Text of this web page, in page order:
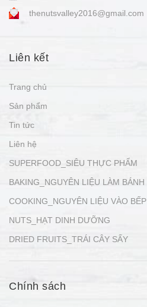
thenutsvalley2016@gmail.com
Liên kết
Trang chủ
Sản phẩm
Tin tức
Liên hệ
SUPERFOOD_SIÊU THỰC PHẨM
BAKING_NGUYÊN LIỆU LÀM BÁNH
COOKING_NGUYÊN LIỆU VÀO BẾP
NUTS_HẠT DINH DƯỠNG
DRIED FRUITS_TRÁI CÂY SẤY
Chính sách